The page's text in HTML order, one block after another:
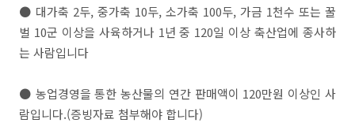
● 대가축 2두, 중가축 10두, 소가축 100두, 가금 1천수 또는 꿀
벌 10군 이상을 사육하거나 1년 중 120일 이상 축산업에 종사하
는 사람입니다
● 농업경영을 통한 농산물의 연간 판매액이 120만원 이상인 사
람입니다.(증빙자료 첨부해야 합니다)